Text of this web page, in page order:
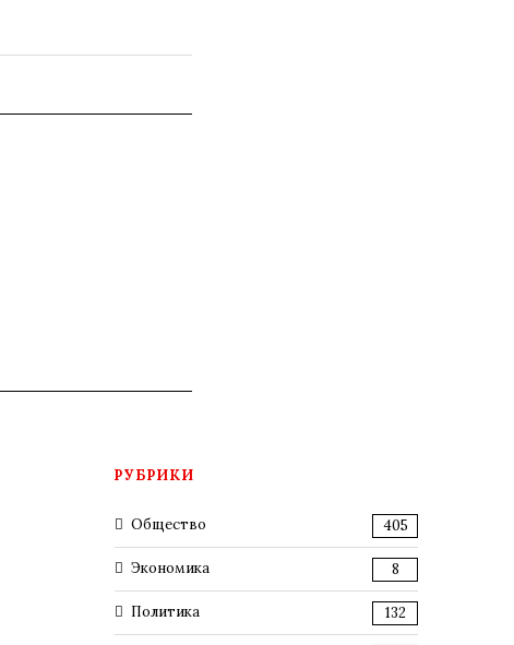
РУБРИКИ
Общество 405
Экономика 8
Политика 132